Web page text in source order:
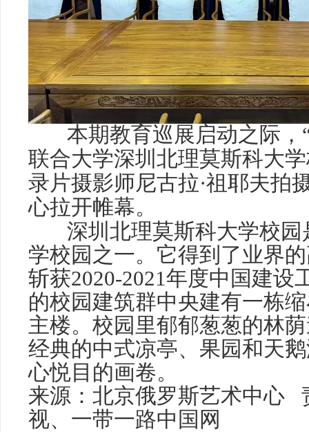
本期教育巡展启动之际，“
联合大学深圳北理莫斯科大
录片摄影师尼古拉·祖耶夫拍
心拉开帷幕。
深圳北理莫斯科大学校园
学校园之一。它得到了业界
斩获2020-2021年度中国建设
的校园建筑群中央建有一栋
主楼。校园里郁郁葱葱的林
经典的中式凉亭、果园和天
心悦目的画卷。
来源：北京俄罗斯艺术中心
视、一带一路中国网